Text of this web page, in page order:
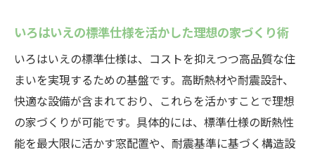
自由設計のいろはいえなら選べる標準仕様
こだわり派も納得の自由設計ルールとは
自由設計のいろはいえで知っておくべきル
ール解説
いろはいえの自由設計ルールで叶う理想の
いろはいえの標準仕様を活かした理想の家づくり術
いろはいえの標準仕様は、コストを抑えつつ高品質な住
まいを実現するための基盤です。高断熱材や耐震設計、
快適な設備が含まれており、これらを活かすことで理想
の家づくりが可能です。具体的には、標準仕様の断熱性
能を最大限に活かす窓配置や、耐震基準に基づく構造設